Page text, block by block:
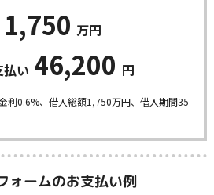
1,750 万円
い 46,200 円
利0.6%、借入総額1,750万円、借入期間35
ォームのお支払い例